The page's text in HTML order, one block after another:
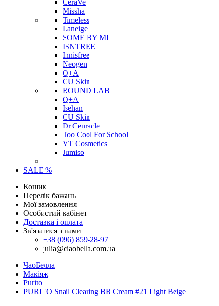
CeraVe
Missha
Timeless
Laneige
SOME BY MI
ISNTREE
Innisfree
Neogen
Q+A
CU Skin
ROUND LAB
Q+A
Isehan
CU Skin
Dr.Ceuracle
Too Cool For School
VT Cosmetics
Jumiso
SALE %
Кошик
Перелік бажань
Мої замовлення
Особистий кабінет
Доставка і оплата
Зв'язатися з нами
+38 (096) 859-28-97
julia@ciaobella.com.ua
ЧаоБелла
Макіяж
Purito
PURITO Snail Clearing BB Cream #21 Light Beige